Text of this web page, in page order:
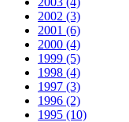
2002 (3)
2001 (6)
2000 (4)
1999 (5)
1998 (4)
1997 (3)
1996 (2)
1995 (10)